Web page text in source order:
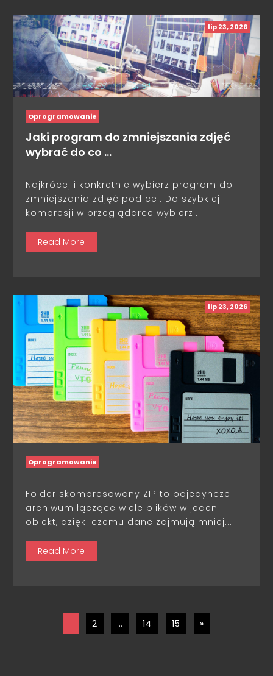
lip 23, 2026
Oprogramowanie
Jaki program do zmniejszania zdjęć
wybrać do co …
Najkrócej i konkretnie wybierz program do
zmniejszania zdjęć pod cel. Do szybkiej
kompresji w przeglądarce wybierz...
Read More
lip 23, 2026
Oprogramowanie
Folder skompresowany ZIP to pojedyncze
archiwum łączące wiele plików w jeden
obiekt, dzięki czemu dane zajmują mniej...
Read More
1 2 … 14 15 »